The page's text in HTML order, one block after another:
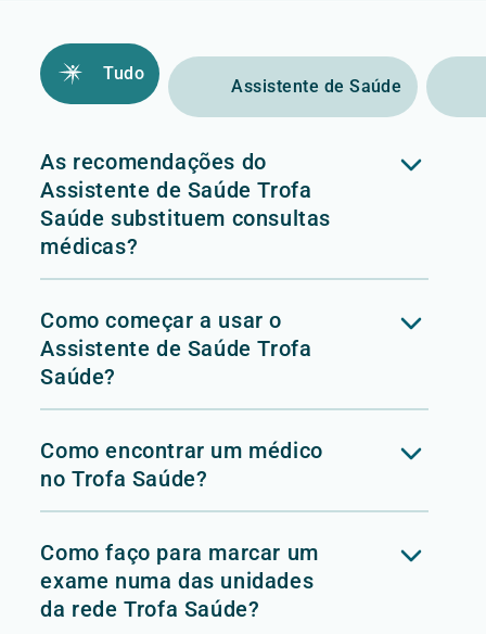
Tudo
Assistente de Saúde
As recomendações do
Assistente de Saúde Trofa
Saúde substituem consultas
médicas?
Como começar a usar o
Assistente de Saúde Trofa
Saúde?
Como encontrar um médico
no Trofa Saúde?
Como faço para marcar um
exame numa das unidades
da rede Trofa Saúde?